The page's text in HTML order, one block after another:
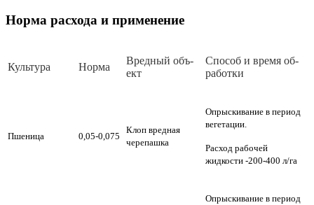
Норма расхода и применение
Куль­ту­ра Нор­ма
Вред­ный объ­
ект
Спо­соб и вре­мя об­
ра­бот­ки
Пшеница 0,05-0,075
Клоп вредная
черепашка
Опрыскивание в период
вегетации.
Расход рабочей
жидкости -200-400 л/га
Опрыскивание в период